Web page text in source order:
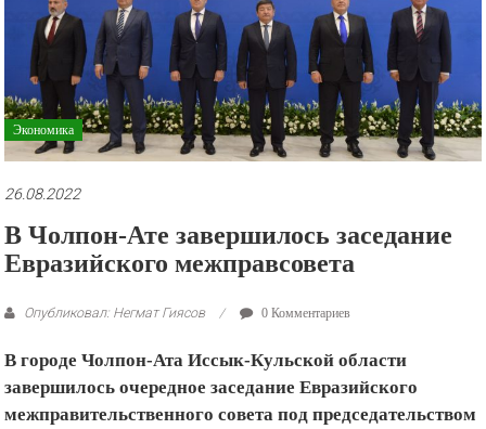
рекламные
ролики
презентации.
Экономика
26.08.2022
В Чолпон-Ате завершилось заседание
Евразийского межправсовета
Опубликовал: Негмат Гиясов 0 Комментариев
В городе Чолпон-Ата Иссык-Кульской области
завершилось очередное заседание Евразийского
межправительственного совета под председательством